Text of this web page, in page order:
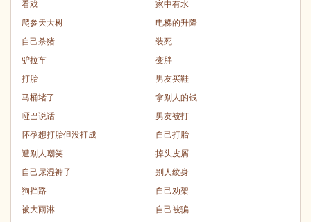
看戏
家中有水
爬参天大树
电梯的升降
自己杀猪
装死
驴拉车
变胖
打胎
男友买鞋
马桶堵了
拿别人的钱
哑巴说话
男友被打
怀孕想打胎但没打成
自己打胎
遭别人嘲笑
掉头皮屑
自己尿湿裤子
别人纹身
狗挡路
自己劝架
被大雨淋
自己被骗